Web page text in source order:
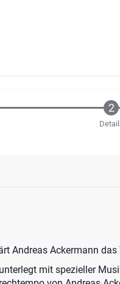
Andreas Ackermann
mit spezieller